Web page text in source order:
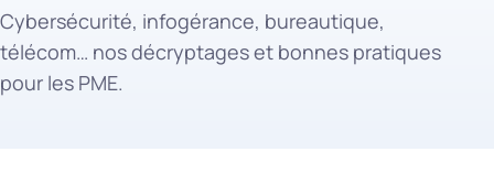
Cybersécurité, infogérance, bureautique,
télécom… nos décryptages et bonnes pratiques
pour les PME.